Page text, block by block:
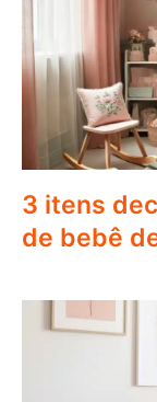
3 itens
de bebê